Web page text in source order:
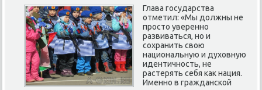
Глава государства
отметил: «Мы должны не
просто уверенно
развиваться, но и
сохранить свою
национальную и духовную
идентичность, не
растерять себя как нация.
Именно в гражданской